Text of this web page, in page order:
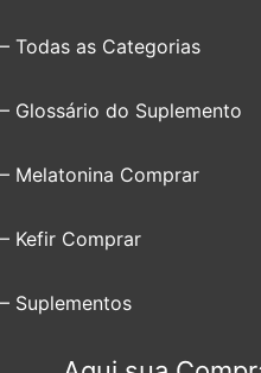
– Todas as Categorias
– Glossário do Suplemento
– Melatonina Comprar
– Kefir Comprar
– Suplementos